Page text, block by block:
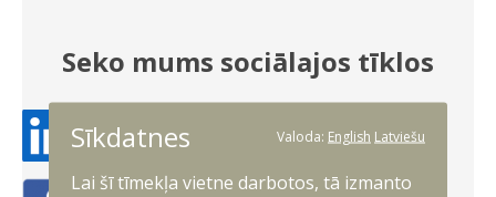
Seko mums sociālajos tīklos
Draugiem
Sīkdatnes Valoda: English Latviešu
Lai šī tīmekļa vietne darbotos, tā izmanto